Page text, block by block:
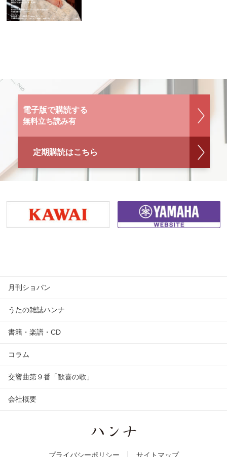
電子版で購読する
無料立ち読み有
定期購読はこちら
月刊ショパン
うたの雑誌ハンナ
書籍・楽譜・CD
コラム
交響曲第９番「歓喜の歌」
会社概要
プライバシーポリシー サイトマップ